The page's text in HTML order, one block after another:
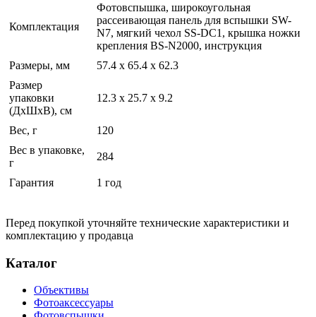
Комплектация
Фотовспышка, широкоугольная
рассеивающая панель для вспышки SW-
N7, мягкий чехол SS-DC1, крышка ножки
крепления BS-N2000, инструкция
Размеры, мм
57.4 x 65.4 x 62.3
Размер
упаковки
(ДхШхВ), см
12.3 x 25.7 x 9.2
Вес, г
120
Вес в упаковке,
г
284
Гарантия 1 год
Перед покупкой уточняйте технические характеристики и
комплектацию у продавца
Каталог
Объективы
Фотоаксессуары